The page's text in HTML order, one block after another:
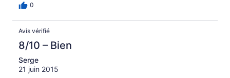
0
Avis vérifié
8/10 – Bien
Serge
21 juin 2015